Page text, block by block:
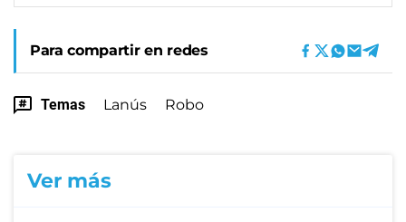
Para compartir en redes
Temas Lanús Robo
Ver más